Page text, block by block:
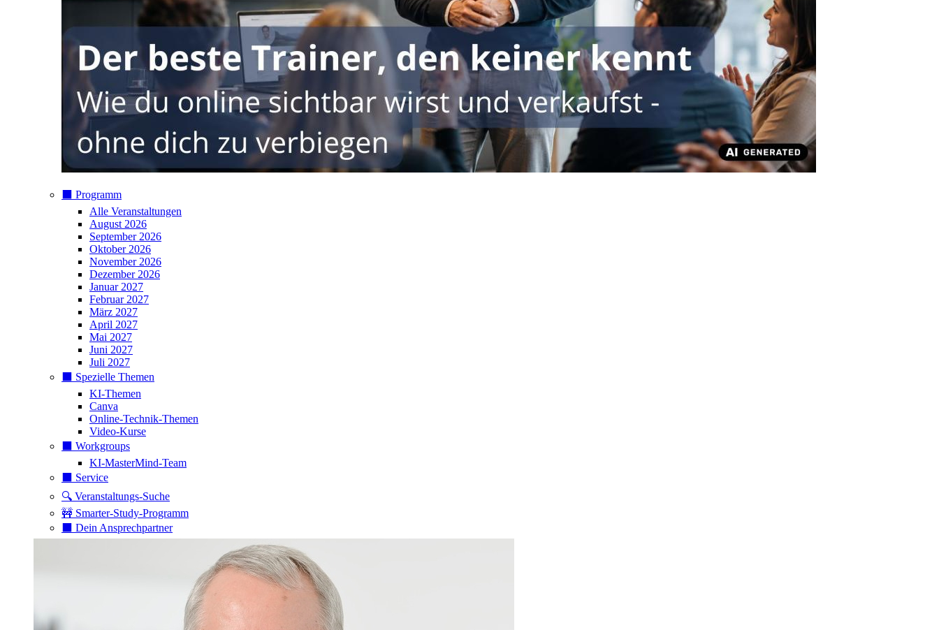
⬛️ Programm
Alle Veranstaltungen
August 2026
September 2026
Oktober 2026
November 2026
Dezember 2026
Januar 2027
Februar 2027
März 2027
April 2027
Mai 2027
Juni 2027
Juli 2027
⬛️ Spezielle Themen
KI-Themen
Canva
Online-Technik-Themen
Video-Kurse
⬛️ Workgroups
KI-MasterMind-Team
⬛️ Service
🔍 Veranstaltungs-Suche
🚧 Smarter-Study-Programm
⬛️ Dein Ansprechpartner